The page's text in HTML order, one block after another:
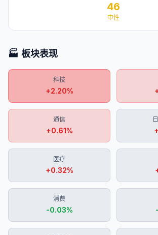
46
中性
🏭 板块表现
科技
+2.20%
通信
+0.61% +
医疗
+0.32%
消费
-0.03%